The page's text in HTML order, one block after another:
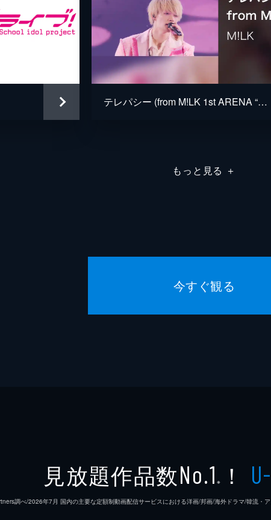
テレパシー (from M!LK 1st ARENA “HAPPY! HAPPY! HAPPY!” Live at 横浜アリーナ 2023.10.22)
もっと見る ＋
今すぐ観る
見放題作品数No.1 ※ ！
調べ/2026年7⽉ 国内の主要な定額制動画配信サービスにおける洋画/邦画/海外ドラマ/韓流・